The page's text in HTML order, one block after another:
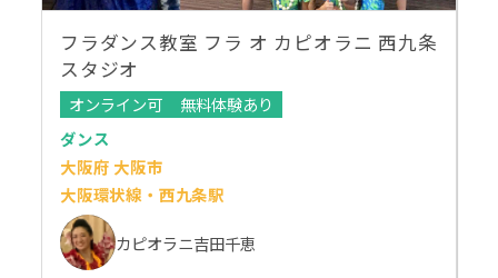
フラダンス教室 フラ オ カピオラニ 西九条
スタジオ
オンライン可
無料体験あり
ダンス
大阪府 大阪市
大阪環状線・西九条駅
カピオラニ吉田千恵